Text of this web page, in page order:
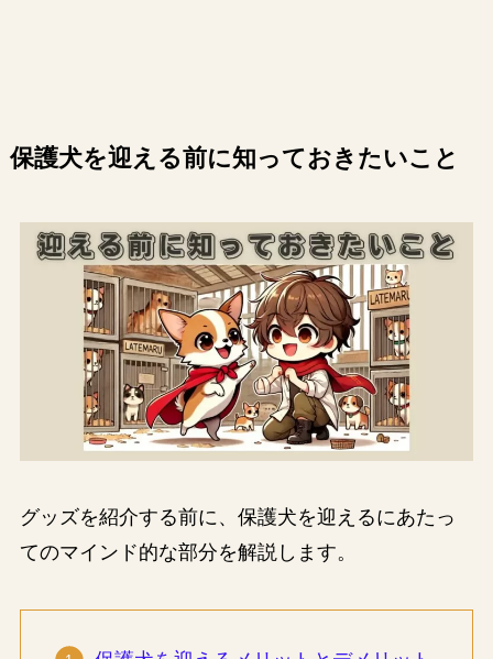
保護犬を迎える前に知っておきたいこと
グッズを紹介する前に、保護犬を迎えるにあたっ
てのマインド的な部分を解説します。